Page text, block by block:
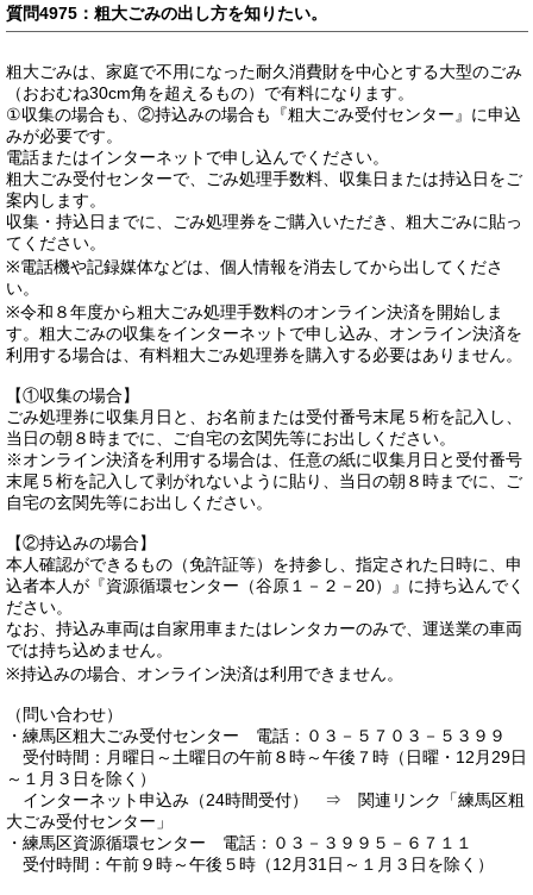
質問4975：粗大ごみの出し方を知りたい。
粗大ごみは、家庭で不用になった耐久消費財を中心とする大型のごみ
（おおむね30cm角を超えるもの）で有料になります。
①収集の場合も、②持込みの場合も『粗大ごみ受付センター』に申込
みが必要です。
電話またはインターネットで申し込んでください。
粗大ごみ受付センターで、ごみ処理手数料、収集日または持込日をご
案内します。
収集・持込日までに、ごみ処理券をご購入いただき、粗大ごみに貼っ
てください。
※電話機や記録媒体などは、個人情報を消去してから出してくださ
い。
※令和８年度から粗大ごみ処理手数料のオンライン決済を開始しま
す。粗大ごみの収集をインターネットで申し込み、オンライン決済を
利用する場合は、有料粗大ごみ処理券を購入する必要はありません。
【①収集の場合】
ごみ処理券に収集月日と、お名前または受付番号末尾５桁を記入し、
当日の朝８時までに、ご自宅の玄関先等にお出しください。
※オンライン決済を利用する場合は、任意の紙に収集月日と受付番号
末尾５桁を記入して剥がれないように貼り、当日の朝８時までに、ご
自宅の玄関先等にお出しください。
【②持込みの場合】
本人確認ができるもの（免許証等）を持参し、指定された日時に、申
込者本人が『資源循環センター（谷原１－２－20）』に持ち込んでく
ださい。
なお、持込み車両は自家用車またはレンタカーのみで、運送業の車両
では持ち込めません。
※持込みの場合、オンライン決済は利用できません。
（問い合わせ）
・練馬区粗大ごみ受付センター 電話：０３－５７０３－５３９９
受付時間：月曜日～土曜日の午前８時～午後７時（日曜・12月29日
～１月３日を除く）
インターネット申込み（24時間受付） ⇒ 関連リンク「練馬区粗
大ごみ受付センター」
・練馬区資源循環センター 電話：０３－３９９５－６７１１
受付時間：午前９時～午後５時（12月31日～１月３日を除く）